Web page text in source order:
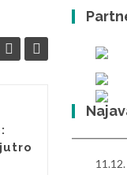
11.12.